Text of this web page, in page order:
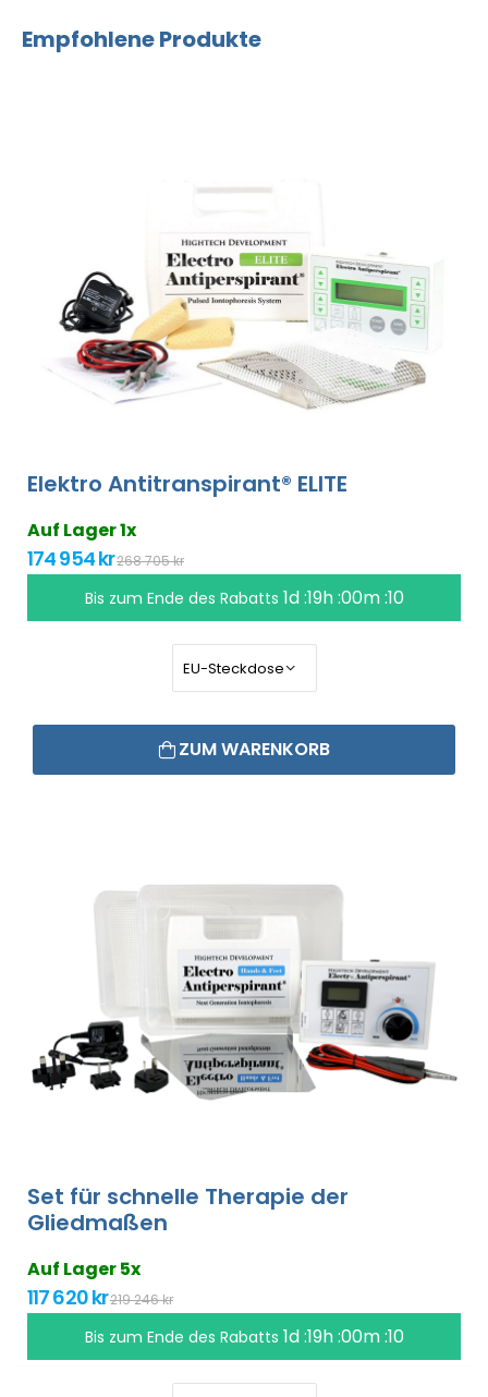
Empfohlene Produkte
Elektro Antitranspirant® ELITE
Auf Lager 1x
174 954 kr268 705 kr
Bis zum Ende des Rabatts 1d :19h :00m :10
ZUM WARENKORB
Set für schnelle Therapie der
Gliedmaßen
Auf Lager 5x
117 620 kr219 246 kr
Bis zum Ende des Rabatts 1d :19h :00m :10